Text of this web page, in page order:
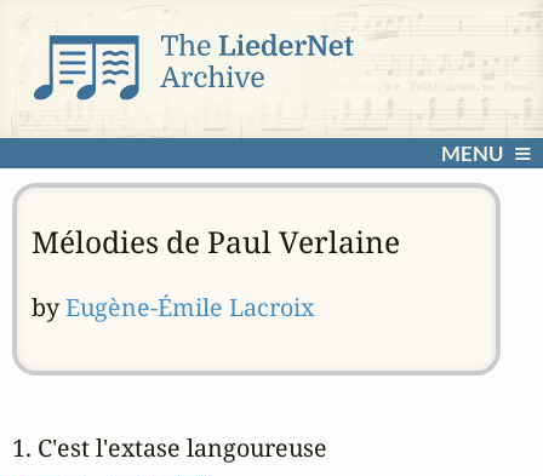
MENU
Mélodies de Paul Verlaine
byEugène-Émile Lacroix
1. C'est l'extase langoureuse